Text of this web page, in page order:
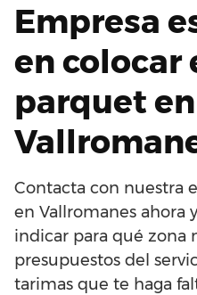
Empresa
en colocar
parquet en
Contacta con nuestra
en Vallromanes ahora
indicar para qué zona
presupuestos del
tarimas que te haga